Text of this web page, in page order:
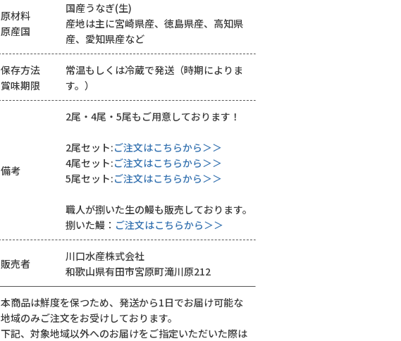
原材料
原産国
国産うなぎ(生)
産地は主に宮崎県産、徳島県産、高知県
産、愛知県産など
保存方法
賞味期限
常温もしくは冷蔵で発送（時期によりま
す。）
備考
2尾・4尾・5尾もご用意しております！
2尾セット:ご注文はこちらから＞＞
4尾セット:ご注文はこちらから＞＞
5尾セット:ご注文はこちらから＞＞
職人が捌いた生の鰻も販売しております。
捌いた鰻： ご注文はこちらから＞＞
販売者
川口水産株式会社
和歌山県有田市宮原町滝川原212
本商品は鮮度を保つため、発送から1日でお届け可能な
地域のみご注文をお受けしております。
下記、対象地域以外へのお届けをご指定いただいた際は